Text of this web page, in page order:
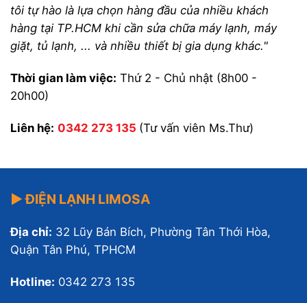
tôi tự hào là lựa chọn hàng đầu của nhiều khách
hàng tại TP.HCM khi cần sửa chữa máy lạnh, máy
giặt, tủ lạnh, ... và nhiều thiết bị gia dụng khác."
Thời gian làm việc: Thứ 2 - Chủ nhật (8h00 -
20h00)
Liên hệ: 0342 273 135 (Tư vấn viên Ms.Thư)
▶ ĐIỆN LẠNH LIMOSA
Địa chỉ: 32 Lũy Bán Bích, Phường Tân Thới Hòa,
Quận Tân Phú, TPHCM
Hotline: 0342 273 135